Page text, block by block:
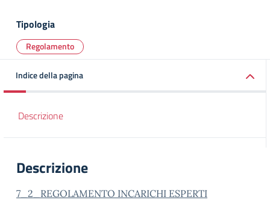
Tipologia
Regolamento
Indice della pagina
Descrizione
Descrizione
7_2_REGOLAMENTO INCARICHI ESPERTI